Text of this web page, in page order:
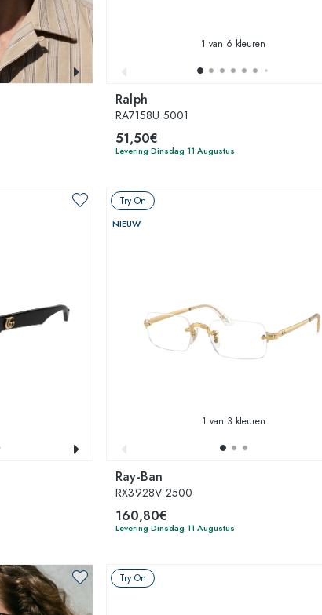
1 van 6 kleuren
Ralph
RA7158U 5001
51,50€
Levering Dinsdag 11 Augustus
Try On
NIEUW
1 van 3 kleuren
Ray-Ban
RX3928V 2500
160,80€
Levering Dinsdag 11 Augustus
Try On